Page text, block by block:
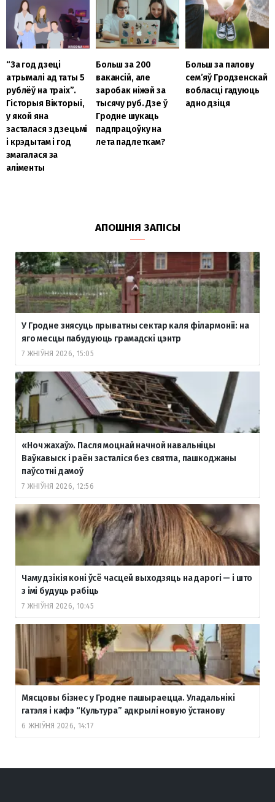
“За год дзеці
атрымалі ад таты 5
рублёў на траіх”.
Гісторыя Вікторыі,
у якой яна
засталася з дзецьмі
і крэдытам і год
змагалася за
аліменты
Больш за 200
вакансій, але
заробак ніжэй за
тысячу руб. Дзе ў
Гродне шукаць
падпрацоўку на
лета падлеткам?
Больш за палову
сем’яў Гродзенскай
вобласці гадуюць
адно дзіця
АПОШНІЯ ЗАПІСЫ
У Гродне знясуць прыватны сектар каля філармоніі: на
яго месцы пабудуюць грамадскі цэнтр
7 ЖНІЎНЯ 2026, 15:05
«Ноч жахаў». Пасля моцнай начной навальніцы
Ваўкавыск і раён засталіся без святла, пашкоджаны
паўсотні дамоў
7 ЖНІЎНЯ 2026, 12:56
Чаму дзікія коні ўсё часцей выходзяць на дарогі — і што
з імі будуць рабіць
7 ЖНІЎНЯ 2026, 10:45
Мясцовы бізнес у Гродне пашыраецца. Уладальнікі
гатэля і кафэ “Культура” адкрылі новую ўстанову
6 ЖНІЎНЯ 2026, 14:17